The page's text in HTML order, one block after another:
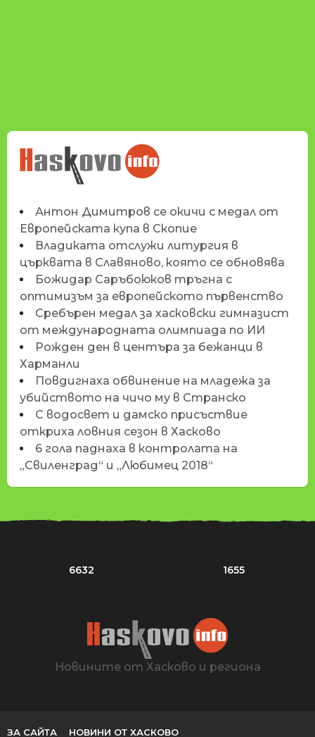
НОВИНИТЕ НА
HASKOVO.INFO
Антон Димитров се окичи с медал от
Европейската купа в Скопие
Владиката отслужи литургия в
църквата в Славяново, която се обновява
Божидар Саръбоюков тръгна с
оптимизъм за европейското първенство
Сребърен медал за хасковски гимназист
от международната олимпиада по ИИ
Рожден ден в центъра за бежанци в
Харманли
Повдигнаха обвинение на младежа за
убийството на чичо му в Странско
С водосвет и дамско присъствие
откриха ловния сезон в Хасково
6 гола паднаха в контролата на
„Свиленград“ и „Любимец 2018“
6632 1655
Новините от Хасково и региона
ЗА САЙТА НОВИНИ ОТ ХАСКОВО